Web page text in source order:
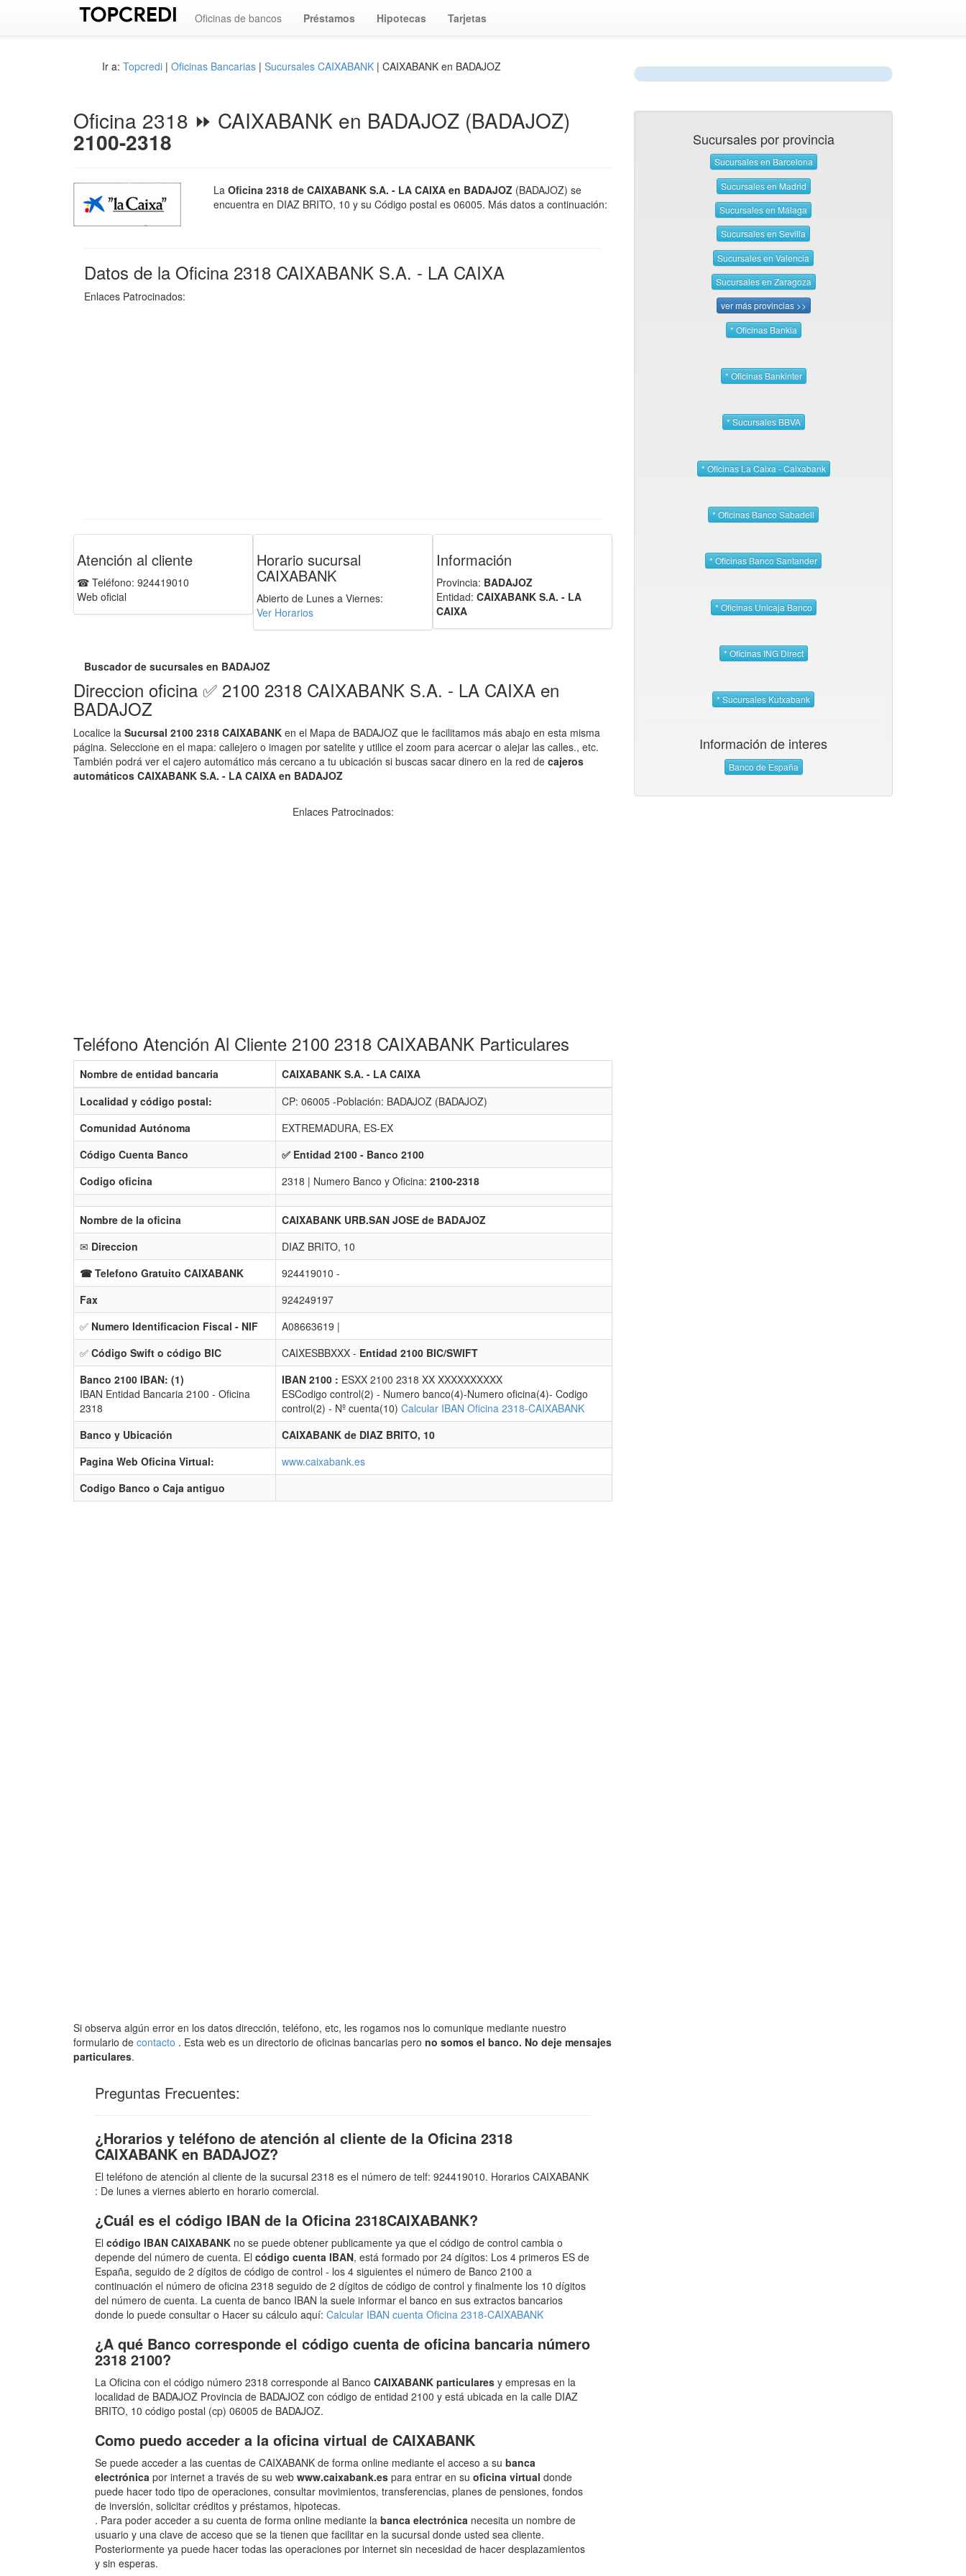
Oficinas de bancos Préstamos Hipotecas Tarjetas
Ir a: Topcredi | Oficinas Bancarias | Sucursales CAIXABANK | CAIXABANK en BADAJOZ
Oficina 2318 ⏩ CAIXABANK en BADAJOZ (BADAJOZ)
2100-2318
La Oficina 2318 de CAIXABANK S.A. - LA CAIXA en BADAJOZ (BADAJOZ) se
encuentra en DIAZ BRITO, 10 y su Código postal es 06005. Más datos a continuación:
Datos de la Oficina 2318 CAIXABANK S.A. - LA CAIXA
Enlaces Patrocinados:
Atención al cliente
☎ Teléfono: 924419010
Web oficial
Horario sucursal
CAIXABANK
Abierto de Lunes a Viernes:
Ver Horarios
Información
Provincia: BADAJOZ
Entidad: CAIXABANK S.A. - LA
CAIXA
Buscador de sucursales en BADAJOZ
Direccion oficina ✅ 2100 2318 CAIXABANK S.A. - LA CAIXA en
BADAJOZ
Localice la Sucursal 2100 2318 CAIXABANK en el Mapa de BADAJOZ que le facilitamos más abajo en esta misma
página. Seleccione en el mapa: callejero o imagen por satelite y utilice el zoom para acercar o alejar las calles., etc.
También podrá ver el cajero automático más cercano a tu ubicación si buscas sacar dinero en la red de cajeros
automáticos CAIXABANK S.A. - LA CAIXA en BADAJOZ
Enlaces Patrocinados:
Teléfono Atención Al Cliente 2100 2318 CAIXABANK Particulares
Nombre de entidad bancaria
CAIXABANK S.A. - LA CAIXA
Localidad y código postal:
CP: 06005 -Población: BADAJOZ (BADAJOZ)
Comunidad Autónoma
EXTREMADURA, ES-EX
Código Cuenta Banco
✅ Entidad 2100 - Banco 2100
Codigo oficina
2318 | Numero Banco y Oficina: 2100-2318
Nombre de la oficina
CAIXABANK URB.SAN JOSE de BADAJOZ
✉ Direccion
DIAZ BRITO, 10
☎ Telefono Gratuito CAIXABANK
924419010 -
Fax
924249197
✅ Numero Identificacion Fiscal - NIF
A08663619 |
✅ Código Swift o código BIC CAIXESBBXXX - Entidad 2100 BIC/SWIFT
Banco 2100 IBAN: (1)
IBAN Entidad Bancaria 2100 - Oficina
2318
IBAN 2100 : ESXX 2100 2318 XX XXXXXXXXXX
ESCodigo control(2) - Numero banco(4)-Numero oficina(4)- Codigo
control(2) - Nº cuenta(10) Calcular IBAN Oficina 2318-CAIXABANK
Banco y Ubicación
CAIXABANK de DIAZ BRITO, 10
Pagina Web Oficina Virtual:
www.caixabank.es
Codigo Banco o Caja antiguo
Si observa algún error en los datos dirección, teléfono, etc, les rogamos nos lo comunique mediante nuestro
formulario de contacto . Esta web es un directorio de oficinas bancarias pero no somos el banco. No deje mensajes
particulares.
Preguntas Frecuentes:
¿Horarios y teléfono de atención al cliente de la Oficina 2318
CAIXABANK en BADAJOZ?
El teléfono de atención al cliente de la sucursal 2318 es el número de telf: 924419010. Horarios CAIXABANK
: De lunes a viernes abierto en horario comercial.
¿Cuál es el código IBAN de la Oficina 2318CAIXABANK?
El código IBAN CAIXABANK no se puede obtener publicamente ya que el código de control cambia o
depende del número de cuenta. El código cuenta IBAN, está formado por 24 dígitos: Los 4 primeros ES de
España, seguido de 2 dígitos de código de control - los 4 siguientes el número de Banco 2100 a
continuación el número de oficina 2318 seguido de 2 dígitos de código de control y finalmente los 10 dígitos
del número de cuenta. La cuenta de banco IBAN la suele informar el banco en sus extractos bancarios
donde lo puede consultar o Hacer su cálculo aquí: Calcular IBAN cuenta Oficina 2318-CAIXABANK
¿A qué Banco corresponde el código cuenta de oficina bancaria número
2318 2100?
La Oficina con el código número 2318 corresponde al Banco CAIXABANK particulares y empresas en la
localidad de BADAJOZ Provincia de BADAJOZ con código de entidad 2100 y está ubicada en la calle DIAZ
BRITO, 10 código postal (cp) 06005 de BADAJOZ.
Como puedo acceder a la oficina virtual de CAIXABANK
Se puede acceder a las cuentas de CAIXABANK de forma online mediante el acceso a su banca
electrónica por internet a través de su web www.caixabank.es para entrar en su oficina virtual donde
puede hacer todo tipo de operaciones, consultar movimientos, transferencias, planes de pensiones, fondos
de inversión, solicitar créditos y préstamos, hipotecas.
. Para poder acceder a su cuenta de forma online mediante la banca electrónica necesita un nombre de
usuario y una clave de acceso que se la tienen que facilitar en la sucursal donde usted sea cliente.
Posteriormente ya puede hacer todas las operaciones por internet sin necesidad de hacer desplazamientos
y sin esperas.
Sucursales por provincia
Sucursales en Barcelona
Sucursales en Madrid
Sucursales en Málaga
Sucursales en Sevilla
Sucursales en Valencia
Sucursales en Zaragoza
ver más provincias >>
* Oficinas Bankia
* Oficinas Bankinter
* Sucursales BBVA
* Oficinas La Caixa - Caixabank
* Oficinas Banco Sabadell
* Oficinas Banco Santander
* Oficinas Unicaja Banco
* Oficinas ING Direct
* Sucursales Kutxabank
Información de interes
Banco de España